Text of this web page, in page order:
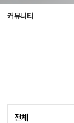
커뮤니티